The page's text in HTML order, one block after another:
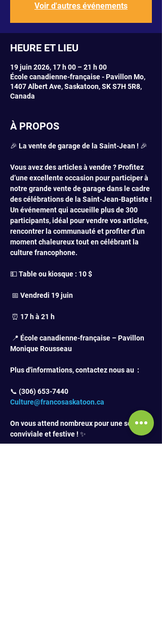
Voir d'autres événements
HEURE ET LIEU
19 juin 2026, 17 h 00 – 21 h 00
École canadienne-française - Pavillon Mo,
1407 Albert Ave, Saskatoon, SK S7H 5R8,
Canada
À PROPOS
🎉 La vente de garage de la Saint-Jean ! 🎉
Vous avez des articles à vendre ? Profitez
d’une excellente occasion pour participer à
notre grande vente de garage dans le cadre
des célébrations de la Saint-Jean-Baptiste !
Un événement qui accueille plus de 300
participants, idéal pour vendre vos articles,
rencontrer la communauté et profiter d’un
moment chaleureux tout en célébrant la
culture francophone.
💵 Table ou kiosque : 10 $
📅 Vendredi 19 juin
⏰ 17 h à 21 h
Monique Rousseau
Plus d'informations, contactez nous au  :
📞 (306) 653-7440
Culture@francosaskatoon.ca
On vous attend nombreux pour une soirée
conviviale et festive ! ✨